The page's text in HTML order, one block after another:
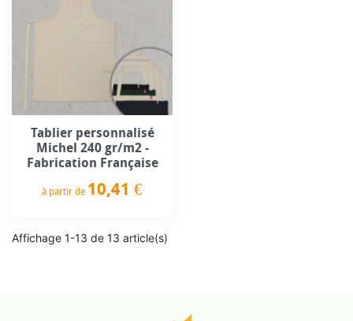
Tablier personnalisé
Michel 240 gr/m2 -
Fabrication Française
à partir de 10,41 €
Affichage 1-13 de 13 article(s)